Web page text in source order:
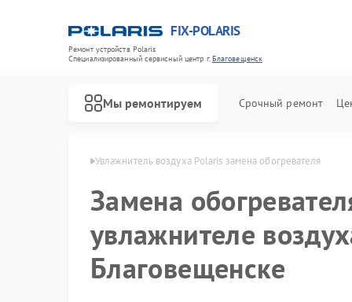
FIX-POLARIS
Ремонт устройств Polaris
Специализированный cервисный центр г.Благовещенск
Мы ремонтируем Срочный ремонт
Увлажнитель воздуха Polaris замена обогревателя
Замена
увлажнителе
Благовещенске